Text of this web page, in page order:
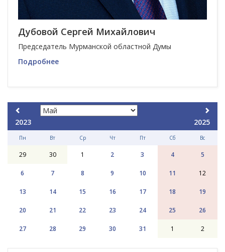
Дубовой Сергей Михайлович
Председатель Мурманской областной Думы
Подробнее
2023 2025
Пн Вт Ср Чт Пт Сб Вс
29 30 1 2 3 4 5
6 7 8 9 10 11 12
13 14 15 16 17 18 19
20 21 22 23 24 25 26
27 28 29 30 31 1 2